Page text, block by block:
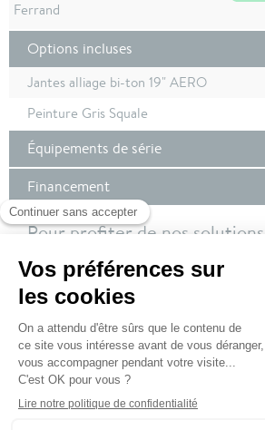
Ferrand
Options incluses
Jantes alliage bi-ton 19" AERO
Peinture Gris Squale
Équipements de série
Financement
Pour profiter de nos
financement, nous vous
connecter à votre compte
Pour plus de de détails sur nos offres
cliquez ici
SE CONNECTER POUR